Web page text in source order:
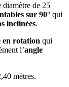
diamètre de 25
sur 90° qui
inclinées.
en rotation qui
l’angle
mètres.